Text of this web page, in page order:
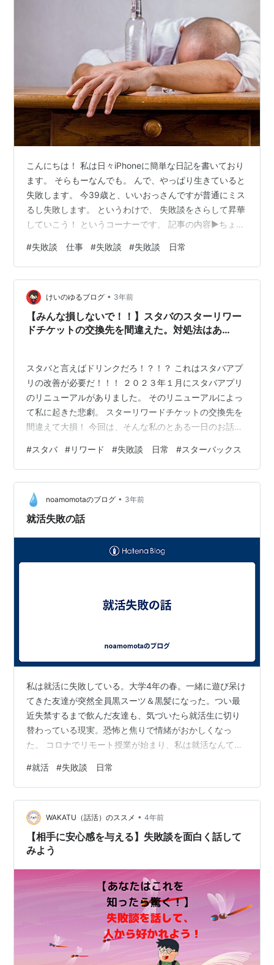
こんにちは！ 私は日々iPhoneに簡単な日記を書いており
ます。 そらもーなんでも。 んで、やっぱり生きていると
失敗します。 今39歳と、いいおっさんですが普通にミス
るし失敗します。 というわけで、 失敗談をさらして昇華
していこう！ というコーナーです。 記事の内容▶ちょっ
とイメージしづらいと思うので説明すると▶というわけ
で、失敗→反省→改善 それではスタート！ ちょっと前置
きです：年末のカレンダー 所長の一言 ちょっとイメージ
しづらいと思うので説明すると というわけで、失敗→反
省→改善 まとめ：【ただの失敗談①】取引先の専務に…
【失敗→反省→…
#失敗談 仕事 #失敗談 #失敗談 日常
けいのゆるブログ • 3年前
【みんな損しないで！！】スタバのスターリワー
ドチケットの交換先を間違えた。対処法はあ
スタバと言えばドリンクだろ！？！？ これはスタバアプ
リの改善が必要だ！！！ ２０２３年１月にスタバアプリ
のリニューアルがありました。 そのリニューアルによっ
て私に起きた悲劇。 スターリワードチケットの交換先を
間違えて大損！ 今回は、そんな私のとある一日のお話
に起きました。 私は、期間限定のスヌーピーとのコラボ
フラペチーノを飲むのを楽しみにスターバックスへ向か
いました。 ↓これです↓ 出典（スタバ公式：
STARBUCKS® × PEANUTS｜スターバックス コーヒー
ジャパン） 注文のために列に並びながら、スタバアプリ
#スタバ #リワード #失敗談 日常 #スターバックス
noamomotaのブログ • 3年前
就活失敗の話
私は就活に失敗している。大学4年の春。一緒に遊び呆け
てきた友達が突然全員黒スーツ＆黒髪になった。つい最
近失禁するまで飲んだ友達も、気づいたら就活生に切り
替わっている現実。恐怖と焦りで情緒がおかしくなっ
た。 コロナでリモート授業が始まり、私は就活なんてみ
頑張ろうぜって。 久しぶりに会ったらさ、みんな内定あ
るんだ。最低2社はあるんだって、嘘だろ！ 焦った私は
なんとなく選んだ会社のリモート面接を受けた。家で面
接するのが恥ずかしくて近くのカラオケ店で面接した。
面接始まった瞬間、環境音凄いですよ？って言われた。
汗と動悸が止まらなかった。 そのあと何言っ…
#就活 #失敗談 日常
WAKATU（話活）のススメ • 4年前
【相手に安心感を与える】失敗談を面白く話して
みよう